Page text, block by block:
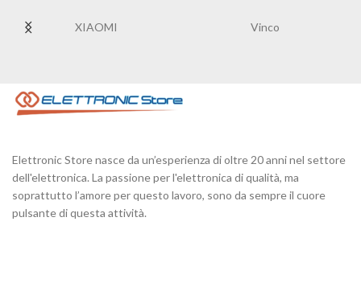
XIAOMI Vinco
Elettronic Store nasce da un’esperienza di oltre 20 anni nel settore
dell'elettronica. La passione per l'elettronica di qualità, ma
soprattutto l’amore per questo lavoro, sono da sempre il cuore
pulsante di questa attività.